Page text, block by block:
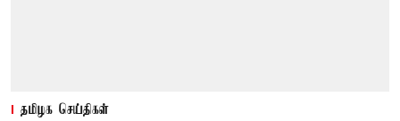
தமிழக செய்திகள்